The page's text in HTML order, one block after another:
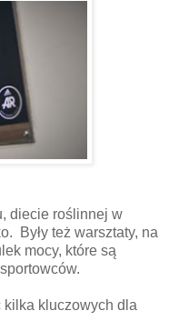
diecie roślinnej w
Były też warsztaty, na
mocy, które są
kilka kluczowych dla